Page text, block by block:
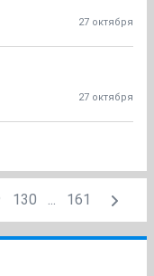
27 октября
27 октября
130 ... 161